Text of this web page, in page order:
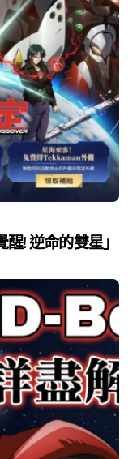
! 逆命的雙星」